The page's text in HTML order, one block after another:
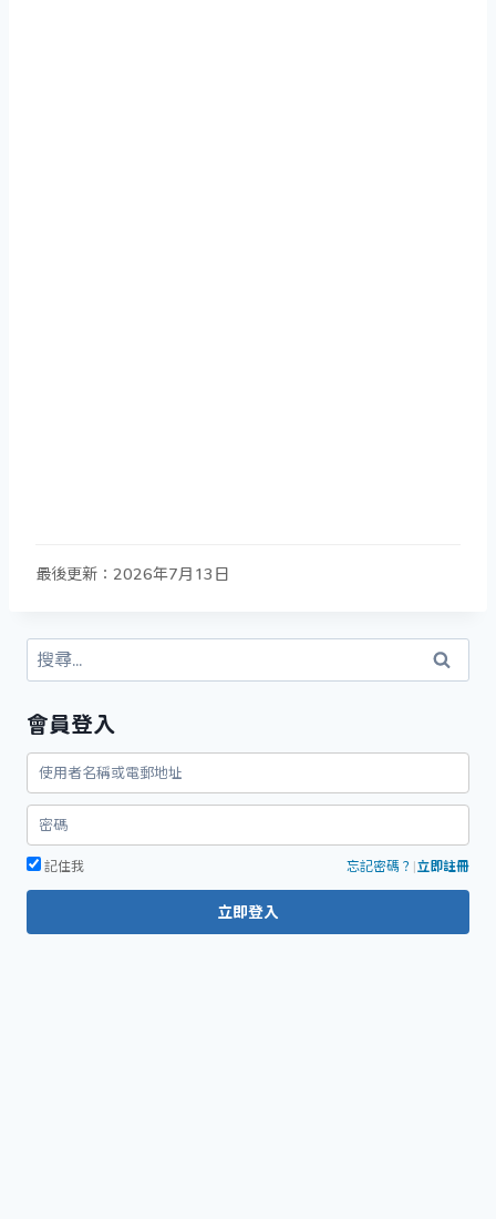
最後更新：2026年7月13日
搜
尋
鍵
字:
會員登入
記住我 忘記密碼？ |立即註冊
立即登入